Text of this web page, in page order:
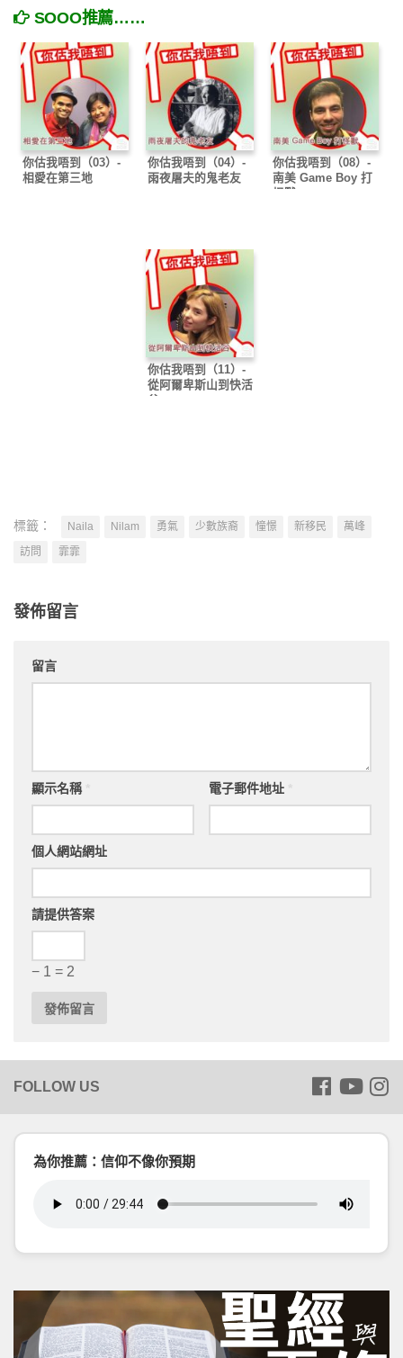
SOOO推薦……
你估我唔到（03）-
相愛在第三地
你估我唔到（04）-
雨夜屠夫的鬼老友
你估我唔到（08）-
南美 Game Boy 打
怪獸
你估我唔到（11）-
從阿爾卑斯山到快活
谷
標籤： Naila Nilam 勇氣 少數族裔 憧憬 新移民
萬峰
訪問
霏霏
發佈留言
留言
顯示名稱 電子郵件地址
個人網站網址
請提供答案
− 1 = 2
為你推薦：信仰不像你預期